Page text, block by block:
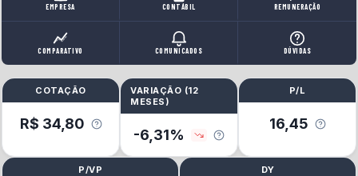
EMPRESA CONTÁBIL REMUNERAÇÃO
COMPARATIVO COMUNICADOS DÚVIDAS
COTAÇÃO
R$ 34,80
VARIAÇÃO (12
MESES )
-6,31%
P/L
16,45
P/VP DY